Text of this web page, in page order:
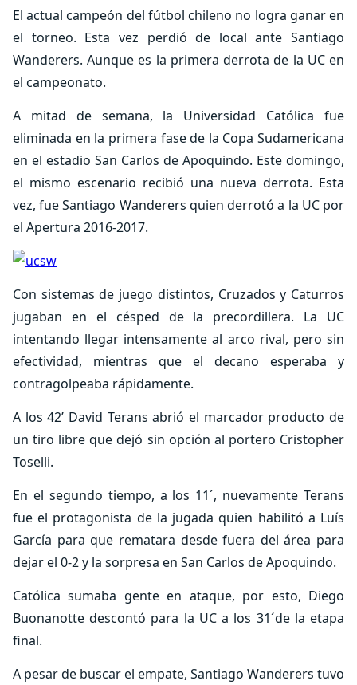
El actual campeón del fútbol chileno no logra ganar en
el torneo. Esta vez perdió de local ante Santiago
Wanderers. Aunque es la primera derrota de la UC en
el campeonato.
A mitad de semana, la Universidad Católica fue
eliminada en la primera fase de la Copa Sudamericana
en el estadio San Carlos de Apoquindo. Este domingo,
el mismo escenario recibió una nueva derrota. Esta
vez, fue Santiago Wanderers quien derrotó a la UC por
el Apertura 2016-2017.
Con sistemas de juego distintos, Cruzados y Caturros
jugaban en el césped de la precordillera. La UC
intentando llegar intensamente al arco rival, pero sin
efectividad, mientras que el decano esperaba y
contragolpeaba rápidamente.
A los 42’ David Terans abrió el marcador producto de
un tiro libre que dejó sin opción al portero Cristopher
Toselli.
En el segundo tiempo, a los 11´, nuevamente Terans
fue el protagonista de la jugada quien habilitó a Luís
García para que rematara desde fuera del área para
dejar el 0-2 y la sorpresa en San Carlos de Apoquindo.
Católica sumaba gente en ataque, por esto, Diego
Buonanotte descontó para la UC a los 31´de la etapa
final.
A pesar de buscar el empate, Santiago Wanderers tuvo